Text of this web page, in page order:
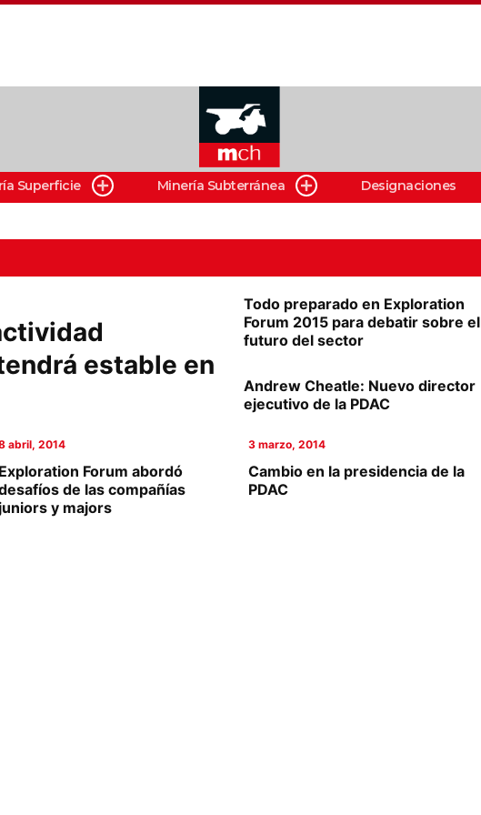
Superficie Minería Subterránea Designaciones
estable en
Todo preparado en Exploration
Forum 2015 para debatir sobre el
futuro del sector
Andrew Cheatle: Nuevo director
ejecutivo de la PDAC
abril, 2014
Exploration Forum abordó
de las compañías
juniors y majors
3 marzo, 2014
Cambio en la presidencia de la
PDAC